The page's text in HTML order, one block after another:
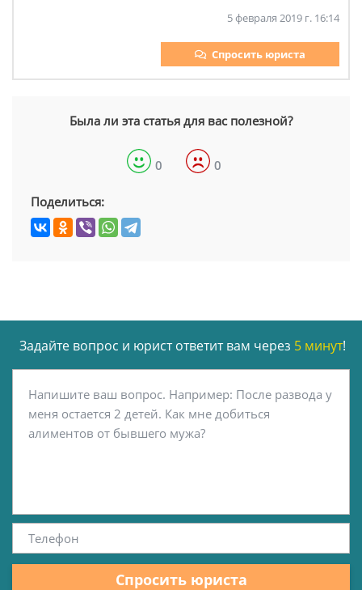
5 февраля 2019 г. 16:14
Спросить юриста
Была ли эта статья для вас полезной?
0 0
Поделиться:
Задайте вопрос и юрист ответит вам через 5 минут!
Спросить юриста